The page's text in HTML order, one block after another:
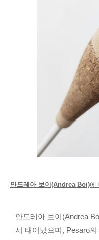
안드레아 보이(Andrea Boi)에
안드레아 보이(Andrea
서 태어났으며, Pesaro